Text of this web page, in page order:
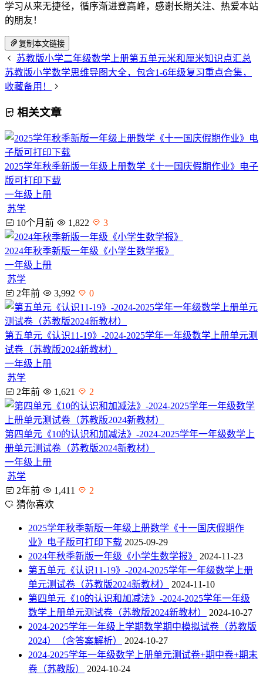
学习从来无捷径，循序渐进登高峰，感谢长期关注、热爱本站
的朋友！
复制本文链接
苏教版小学二年级数学上册第五单元米和厘米知识点汇总
苏教版小学数学思维导图大全，包含1-6年级复习重点合集，
收藏备用！
相关文章
2025学年秋季新版一年级上册数学《十一国庆假期作业》电子
版可打印下载
一年级上册
苏学
10个月前
1,822 3
2024年秋季新版一年级《小学生数学报》
一年级上册
苏学
2年前
3,992 0
第五单元《认识11-19》-2024-2025学年一年级数学上册单元测
试卷（苏教版2024新教材）
一年级上册
苏学
2年前
1,621 2
第四单元《10的认识和加减法》-2024-2025学年一年级数学上
册单元测试卷（苏教版2024新教材）
一年级上册
苏学
2年前
1,411
2
猜你喜欢
2025学年秋季新版一年级上册数学《十一国庆假期作
业》电子版可打印下载 2025-09-29
2024年秋季新版一年级《小学生数学报》
2024-11-23
第五单元《认识11-19》-2024-2025学年一年级数学上册
单元测试卷（苏教版2024新教材）
2024-11-10
第四单元《10的认识和加减法》-2024-2025学年一年级
数学上册单元测试卷（苏教版2024新教材）
2024-10-27
2024-2025学年一年级上学期数学期中模拟试卷（苏教版
2024）（含答案解析）
2024-10-27
2024-2025学年一年级数学上册单元测试卷+期中卷+期末
卷（苏教版）
2024-10-24